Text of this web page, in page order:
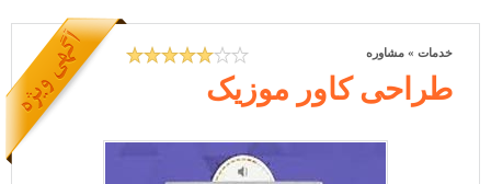
خدمات » مشاوره
طراحی کاور موزیک